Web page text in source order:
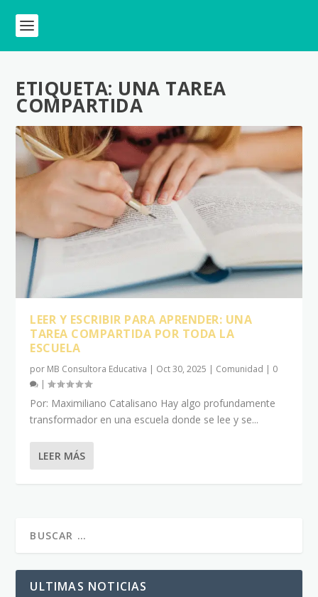
ETIQUETA: UNA TAREA
COMPARTIDA
LEER Y ESCRIBIR PARA APRENDER: UNA
TAREA COMPARTIDA POR TODA LA
ESCUELA
por MB Consultora Educativa | Oct 30, 2025 | Comunidad | 0
|
Por: Maximiliano Catalisano Hay algo profundamente
transformador en una escuela donde se lee y se...
LEER MÁS
ULTIMAS NOTICIAS